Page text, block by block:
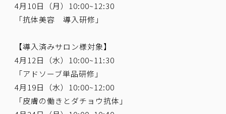
4月10日（月）10:00~12:30
「抗体美容 導入研修」
【導入済みサロン様対象】
4月12日（水）10:00~11:30
「アドソーブ単品研修」
4月19日（水）10:00~12:00
「皮膚の働きとダチョウ抗体」